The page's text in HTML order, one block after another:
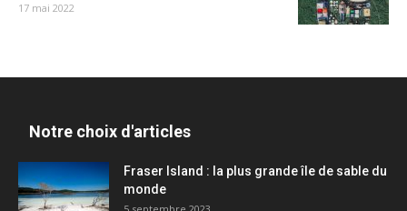
17 mai 2022
Notre choix d'articles
Fraser Island : la plus grande île de sable du
monde